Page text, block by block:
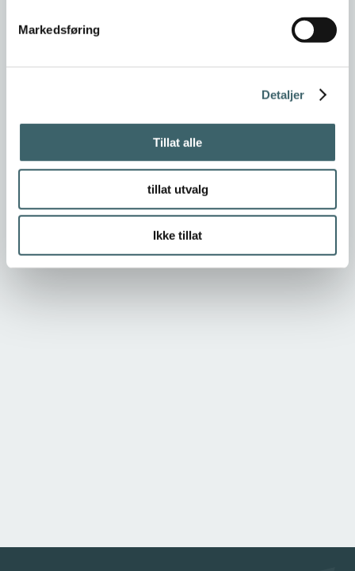
Markedsføring
Detaljer
Tillat alle
tillat utvalg
Ikke tillat